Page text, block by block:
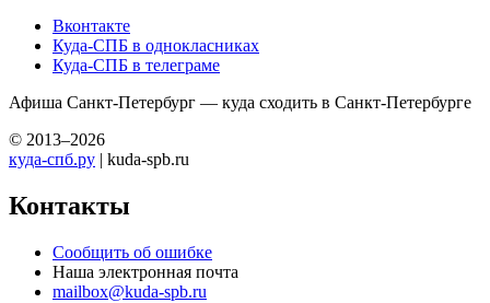
Вконтакте
Куда-СПБ в однокласниках
Куда-СПБ в телеграме
Афиша Санкт-Петербург — куда сходить в Санкт-Петербурге
© 2013–2026
куда-спб.ру | kuda-spb.ru
Контакты
Сообщить об ошибке
Наша электронная почта
mailbox@kuda-spb.ru